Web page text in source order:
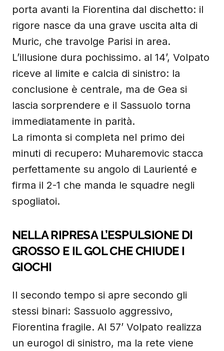
porta avanti la Fiorentina dal dischetto: il
rigore nasce da una grave uscita alta di
Muric, che travolge Parisi in area.
L’illusione dura pochissimo. al 14’, Volpato
riceve al limite e calcia di sinistro: la
conclusione è centrale, ma de Gea si
lascia sorprendere e il Sassuolo torna
immediatamente in parità.
La rimonta si completa nel primo dei
minuti di recupero: Muharemovic stacca
perfettamente su angolo di Laurienté e
firma il 2-1 che manda le squadre negli
spogliatoi.
NELLA RIPRESA L’ESPULSIONE DI
GROSSO E IL GOL CHE CHIUDE I
GIOCHI
Il secondo tempo si apre secondo gli
stessi binari: Sassuolo aggressivo,
Fiorentina fragile. Al 57’ Volpato realizza
un eurogol di sinistro, ma la rete viene